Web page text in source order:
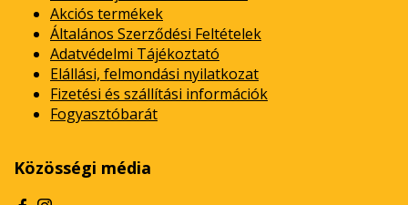
Akciós termékek
Általános Szerződési Feltételek
Adatvédelmi Tájékoztató
Elállási, felmondási nyilatkozat
Fizetési és szállítási információk
Fogyasztóbarát
Közösségi média